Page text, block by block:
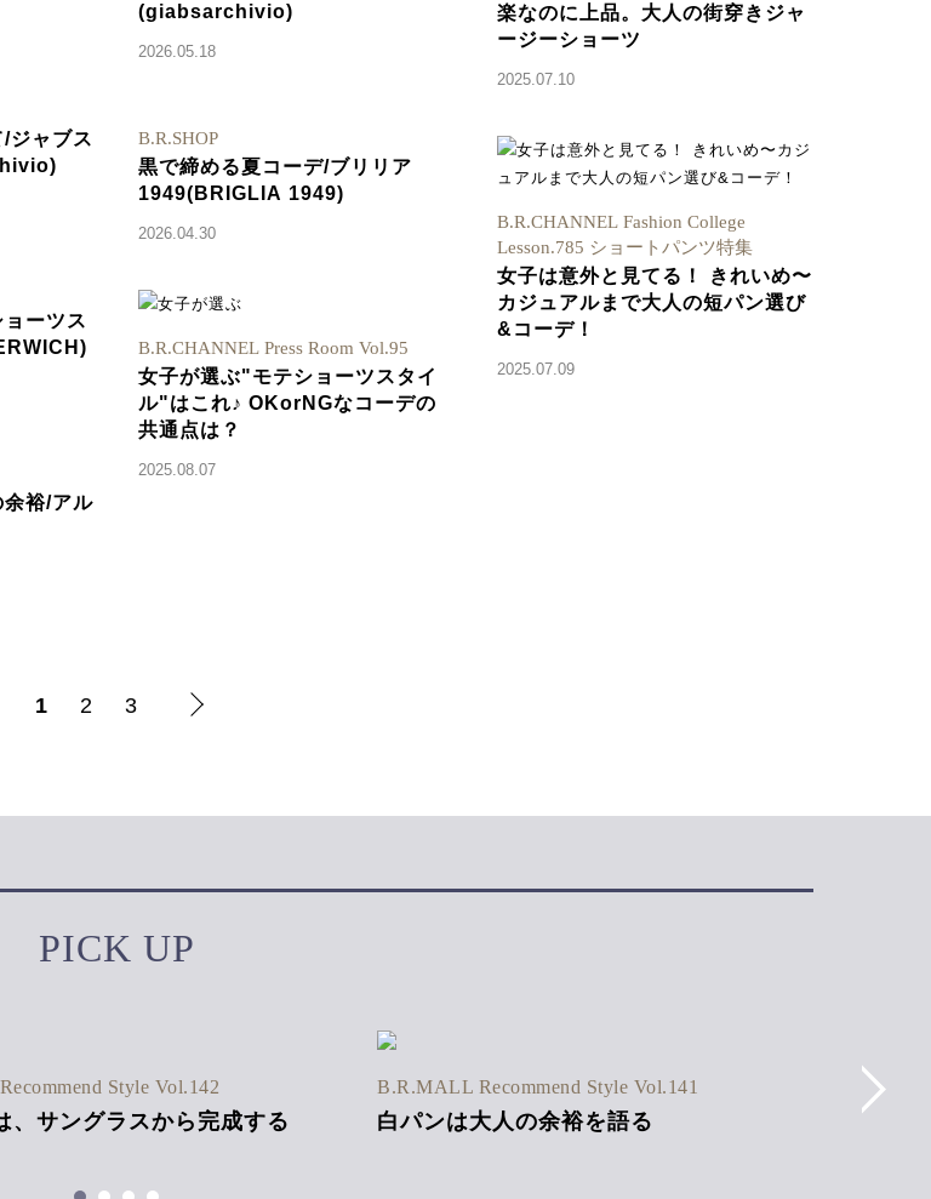
ジャブス
ーツス
余裕/アル
(giabsarchivio)
2026.05.18
B.R.SHOP
黒で締める夏コーデ/ブリリア
1949(BRIGLIA 1949)
2026.04.30
B.R.CHANNEL Press Room Vol.95
女子が選ぶ"モテショーツスタイ
ル"はこれ♪ OKorNGなコーデの
共通点は？
2025.08.07
楽なのに上品。大人の街穿きジャ
ージーショーツ
2025.07.10
B.R.CHANNEL Fashion College
Lesson.785 ショートパンツ特集
女子は意外と見てる！ きれいめ〜
カジュアルまで大人の短パン選び
&コーデ！
2025.07.09
1 2 3
PICK UP
Style Vol.142
、サングラスから完成する
B.R.MALL Recommend Style Vol.141
白パンは大人の余裕を語る
スト